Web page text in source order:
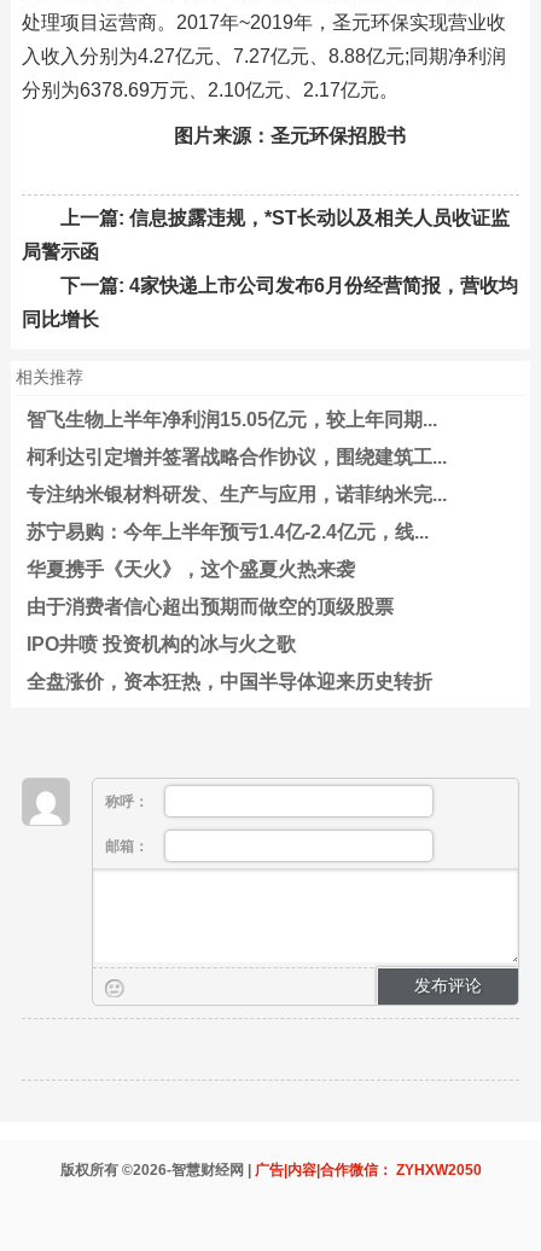
处理项目运营商。2017年~2019年，圣元环保实现营业收
入收入分别为4.27亿元、7.27亿元、8.88亿元;同期净利润
分别为6378.69万元、2.10亿元、2.17亿元。
图片来源：圣元环保招股书
上一篇: 信息披露违规，*ST长动以及相关人员收证监
局警示函
下一篇: 4家快递上市公司发布6月份经营简报，营收均
同比增长
相关推荐
智飞生物上半年净利润15.05亿元，较上年同期...
柯利达引定增并签署战略合作协议，围绕建筑工...
专注纳米银材料研发、生产与应用，诺菲纳米完...
苏宁易购：今年上半年预亏1.4亿-2.4亿元，线...
华夏携手《天火》，这个盛夏火热来袭
由于消费者信心超出预期而做空的顶级股票
IPO井喷 投资机构的冰与火之歌
全盘涨价，资本狂热，中国半导体迎来历史转折
称呼：
邮箱：
版权所有 ©2026-智慧财经网 | 广告|内容|合作微信： ZYHXW2050